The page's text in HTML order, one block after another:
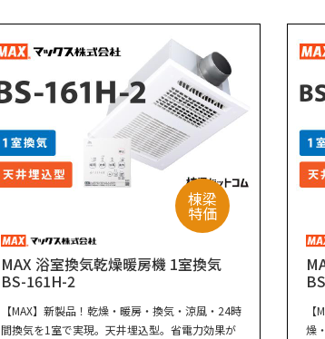
棟梁
特価
MAX 浴室換気乾燥暖房機 1室換気
BS-161H-2
【MAX】新製品！乾燥・暖房・換気・涼風・24時
間換気を1室で実現。天井埋込型。省電力効果が
燥